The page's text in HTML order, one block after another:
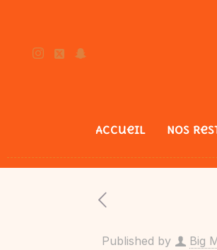
Accueil Nos
Published by Big